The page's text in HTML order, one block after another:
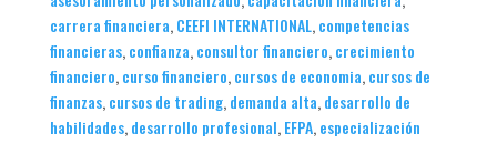
carrera financiera,CEEFI INTERNATIONAL,competencias
financieras,confianza,consultor financiero,crecimiento
financiero,curso financiero,cursos de economia,cursos de
finanzas,cursos de trading,demanda alta,desarrollo de
habilidades,desarrollo profesional,EFPA,especialización